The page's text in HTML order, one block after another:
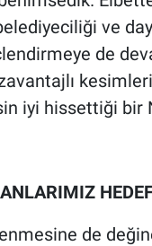
ve
de
iyi hissettiği bir
de